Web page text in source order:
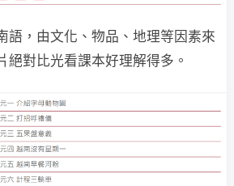
語，由文化、物品、地理等因素來
絕對比光看課本好理解得多。